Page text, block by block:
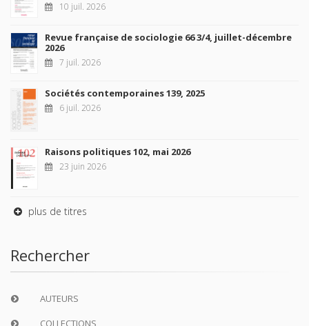
10 juil. 2026
Revue française de sociologie 66 3/4, juillet-décembre
2026
7 juil. 2026
Sociétés contemporaines 139, 2025
6 juil. 2026
Raisons politiques 102, mai 2026
23 juin 2026
plus de titres
Rechercher
AUTEURS
COLLECTIONS